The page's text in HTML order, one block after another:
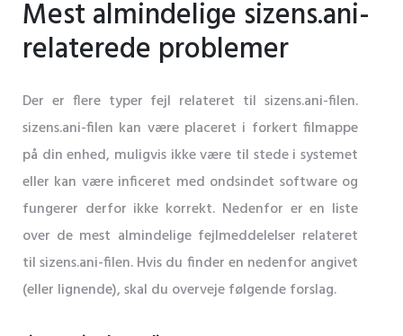
Mest almindelige sizens.ani-
relaterede problemer
Der er flere typer fejl relateret til sizens.ani-filen.
sizens.ani-filen kan være placeret i forkert filmappe
på din enhed, muligvis ikke være til stede i systemet
eller kan være inficeret med ondsindet software og
fungerer derfor ikke korrekt. Nedenfor er en liste
over de mest almindelige fejlmeddelelser relateret
til sizens.ani-filen. Hvis du finder en nedenfor angivet
(eller lignende), skal du overveje følgende forslag.